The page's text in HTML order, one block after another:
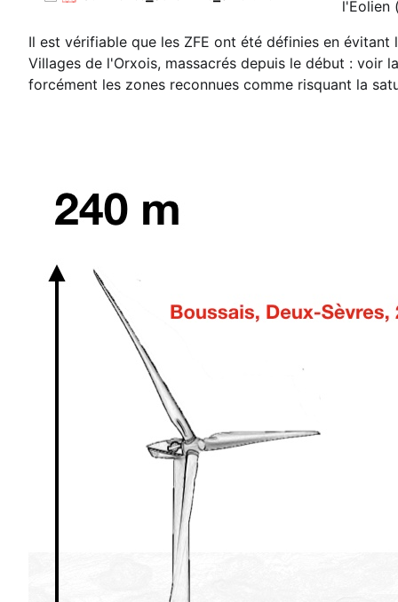
l'Eolien
Il est vérifiable que les ZFE ont été définies en évitant
Villages de l'Orxois, massacrés depuis le début : voir
forcément les zones reconnues comme risquant la